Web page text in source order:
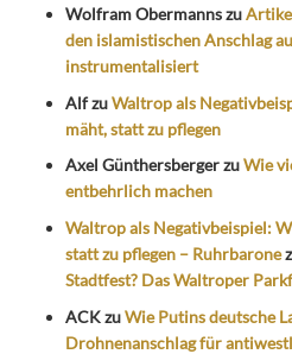
Wolfram Obermannszu
den islamistischen Anschlag
instrumentalisiert
AlfzuWaltrop als
mäht, statt zu pflegen
Axel GünthersbergerzuWie
entbehrlich machen
Waltrop als Negativbeispiel:
statt zu pflegen – Ruhrbarone
Stadtfest? Das Waltroper
ACKzuWie Putins deutsche
Drohnenanschlag für